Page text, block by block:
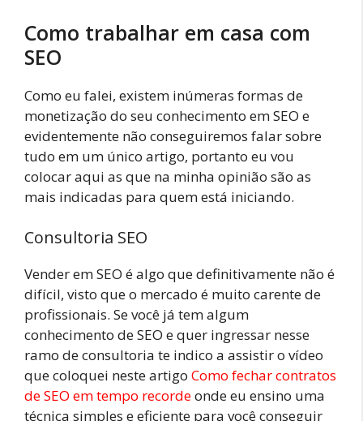
Como trabalhar em casa com
SEO
Como eu falei, existem inúmeras formas de
monetização do seu conhecimento em SEO e
evidentemente não conseguiremos falar sobre
tudo em um único artigo, portanto eu vou
colocar aqui as que na minha opinião são as
mais indicadas para quem está iniciando.
Consultoria SEO
Vender em SEO é algo que definitivamente não é
difícil, visto que o mercado é muito carente de
profissionais. Se você já tem algum
conhecimento de SEO e quer ingressar nesse
ramo de consultoria te indico a assistir o vídeo
que coloquei neste artigo Como fechar contratos
de SEO em tempo recordeonde eu ensino uma
técnica simples e eficiente para você conseguir